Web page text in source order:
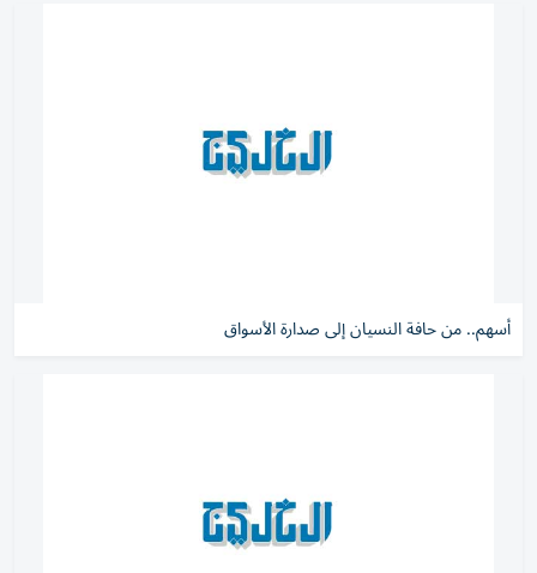
أسهم.. من حافة النسيان إلى صدارة الأسواق